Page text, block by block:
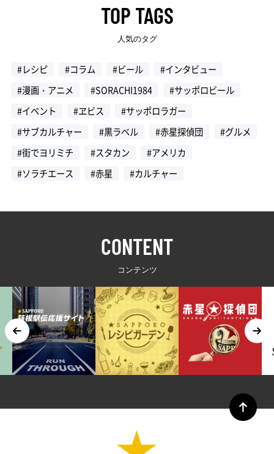
TOP TAGS
人気のタグ
#レシピ #コラム #ビール
#インタビュー
#漫画・アニメ
#SORACHI1984
#サッポロビール
#イベント
#ヱビス
#サッポロラガー
#サブカルチャー
#黒ラベル #赤星探偵団
#グルメ
#街でヨリミチ
#スタカン
#アメリカ
#ソラチエース
#赤星 #カルチャー
CONTENT
コンテンツ